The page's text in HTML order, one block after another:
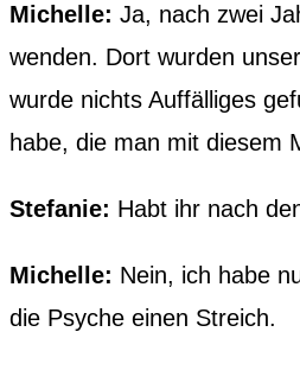
Michelle: Ja, nach zwei
wenden. Dort wurden
wurde nichts Auffälliges
habe, die man mit diesem
Stefanie: Habt ihr nach
Michelle: Nein, ich habe
die Psyche einen Streich.